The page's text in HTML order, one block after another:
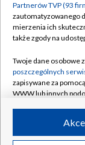
Centrum
Naziemna
Rada
System NOS
Informacje o
Program dla
©2026
Partnerów TVP (93
zautomatyzowanego
mierzenia ich
także zgody na
Twoje dane osobowe
poszczególnych
zapisywane za
WWW lub innych
ruchu w Internecie.